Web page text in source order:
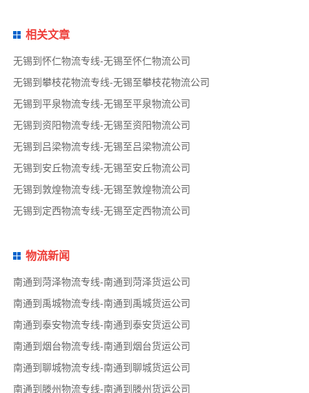
相关文章
无锡到怀仁物流专线-无锡至怀仁物流公司
无锡到攀枝花物流专线-无锡至攀枝花物流公司
无锡到平泉物流专线-无锡至平泉物流公司
无锡到资阳物流专线-无锡至资阳物流公司
无锡到吕梁物流专线-无锡至吕梁物流公司
无锡到安丘物流专线-无锡至安丘物流公司
无锡到敦煌物流专线-无锡至敦煌物流公司
无锡到定西物流专线-无锡至定西物流公司
物流新闻
南通到菏泽物流专线-南通到菏泽货运公司
南通到禹城物流专线-南通到禹城货运公司
南通到泰安物流专线-南通到泰安货运公司
南通到烟台物流专线-南通到烟台货运公司
南通到聊城物流专线-南通到聊城货运公司
南通到滕州物流专线-南通到滕州货运公司